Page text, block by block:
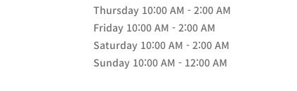
Thursday 10:00 AM - 2:00 AM
Friday 10:00 AM - 2:00 AM
Saturday 10:00 AM - 2:00 AM
Sunday 10:00 AM - 12:00 AM